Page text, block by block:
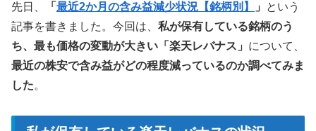
先日、 「 最近2か月の含み益減少状況【銘柄別】 」
という
記事を書きました。今回は、 私が保有している銘柄のう
ち、最も価格の変動が大きい「楽天レバナス」 について、
最近の株安で含み益がどの程度減っているのか調べてみま
した。